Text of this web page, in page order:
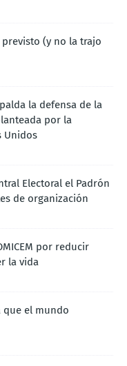
(y no la trajo
la defensa de la
por la
Unidos
Electoral el Padrón
de organización
por reducir
la vida
que el mundo